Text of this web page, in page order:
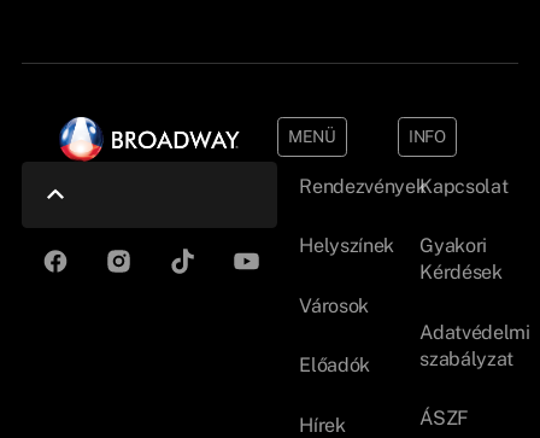
MENÜ
Rendezvények
Helyszínek
Városok
Előadók
Hírek
INFO
Kapcsolat
Gyakori
Kérdések
Adatvédelmi
szabályzat
ÁSZF